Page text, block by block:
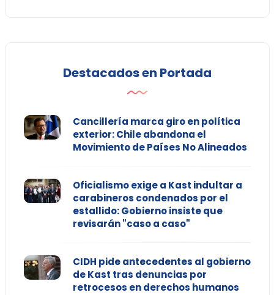
Destacados en Portada
Cancillería marca giro en política
exterior: Chile abandona el
Movimiento de Países No Alineados
Oficialismo exige a Kast indultar a
carabineros condenados por el
estallido: Gobierno insiste que
revisarán "caso a caso"
CIDH pide antecedentes al gobierno
de Kast tras denuncias por
retrocesos en derechos humanos